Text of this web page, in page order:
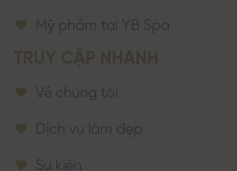
Mỹ phẩm tại YB Spa
Về chúng tôi
Dịch vụ làm đẹp
Sự kiện